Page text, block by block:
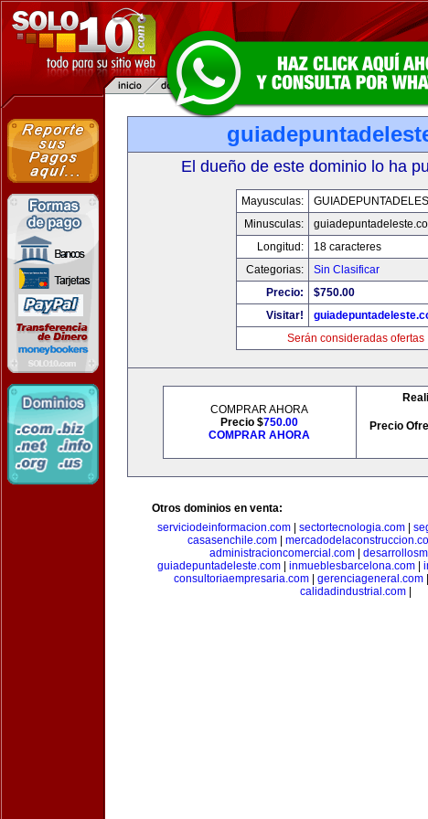
El dueño de este dominio lo ha
Mayusculas:
Minusculas:
Longitud:
18 caracteres
Categorias:
Sin Clasificar
Precio:
$750.00
Visitar!
Serán consideradas ofertas
COMPRAR AHORA
Precio $750.00
COMPRAR AHORA
Precio
Otros dominios en venta:
serviciodeinformacion.com
sectortecnologia.com
casasenchile.com|
administracioncomercial.com|
guiadepuntadeleste.com| inmueblesbarcelona.com|
consultoriaempresaria.com
gerenciageneral.com
calidadindustrial.com